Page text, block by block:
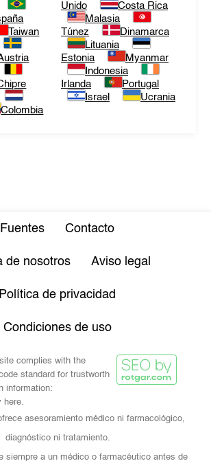
Taiwan
Colombia
Unido
Costa Rica
Malasia
Túnez
Dinamarca
Lituania
Estonia
Myanmar
Indonesia
Irlanda
Portugal
Israel
Ucrania
Fuentes Contacto
de nosotros Aviso legal
Política de privacidad
Condiciones de uso
complies with the
standard for trustworth
information:
here.
asesoramiento médico ni farmacológico,
diagnóstico ni tratamiento.
siempre a un médico o farmacéutico antes de